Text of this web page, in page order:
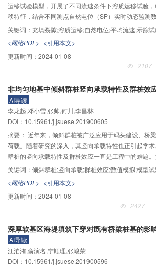
承载力计算公式，与试验结果对比分析表明提出的公
运移试验模型，开展了不同流速条件下溶质运移试验
移特征，结合不同测点自然电位（SP）实时动态监测
溶质运移过程。结果表明：1）在试验流速
裂隙渗透系数为1.85 mm/s，与充填多孔介质渗透系
流符合达西定律。2）试验过程中，水流实际平均流
mm/s时，取样口处溶质峰值浓度分别为5.14、5.50、
和峰值到达时间均减少，其中初始到达时间分别为
移过程中SP响应呈现出相似特征，沿水流方向从1#到6
值逐渐减小，且峰值前SP响应曲线陡峭程度逐渐降低
溶质弥散峰值浓度点随水流动均呈匀速运移状态，其中
均流速分别为0.214、0.396、0.685 mm/s，溶质弥散
0.189、0.347、0.571 mm/s。4）基于峰值SP计算的
溶质峰值浓度计算结果基本一致，但基于峰值SP计算
（流量计算结果），准确度提高1.5%；随着流速不断
宏观平均流速误差降低9.9%。5）试验发现，与峰值
速。
关键词： 充填裂隙;溶质运移;自然电位;平均流速;示踪
<网络PDF> <引用本文>
更新时间： 2024-01-08
2107
非均匀地基中倾斜群桩竖向承载特性及群桩效
AI导读
李龙起,邓小雪,张帅,何川,李昌林
DOI：10.15961/j.jsuese.201900605
摘要： 近年来，倾斜群桩被广泛应用于码头建设、桥
荷载。随着研究的深入，其竖向承载特性也正引起学
群桩的竖向承载特性及群桩效应一直是工程中的难题
客运专线韩江特大桥桩基选型项目，就倾角为0°～12°
建立5种桩间距分析模型，对其承载特性及群桩效应进
析。结果表明：就不同桩距的群桩基础竖向承载特性
为8°左右；竖直桩基的荷载–沉降曲线呈缓变型，倾斜
桩间距达到4d（d为室内模型试验基桩的直径）时骤然
桩间距的增大，桩间土竖向变形显著减小，桩间土夹持
摩阻力在应力作用下逐渐增大；竖直群桩轴力为角桩＞
轴力为中桩＞角桩＞边桩，轴力变化速率随桩间距的增
荷载分担随着群桩倾角及桩间距的增加趋于均匀；倾斜
关键词： 倾斜群桩;竖向承载;群桩效应;数值模拟;模型
<网络PDF> <引用本文>
更新时间： 2024-01-08
2427
|
深厚软基区海堤填筑下穿对既有桥梁桩基的影
AI导读
江洎洧,俞演名,宁顺理,张峻荣
DOI：10.15961/j.jsuese.201900596